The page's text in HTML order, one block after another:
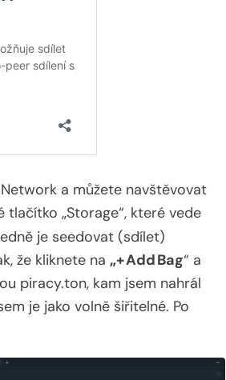
a můžete navštěvovat
„Storage“, které vede
je seedovat (sdílet)
že kliknete na „+ Add Bag“ a
piracy.ton, kam jsem nahrál
je jako volně šiřitelné. Po